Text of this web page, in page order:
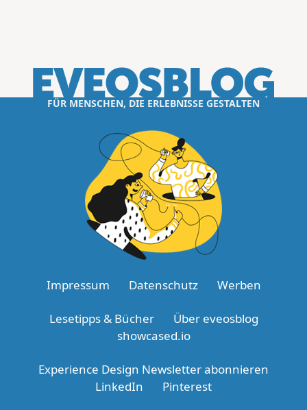
FÜR MENSCHEN, DIE ERLEBNISSE GESTALTEN
Impressum Datenschutz Werben
Lesetipps & Bücher
Über eveosblog
showcased.io
Experience Design Newsletter abonnieren
LinkedIn
Pinterest